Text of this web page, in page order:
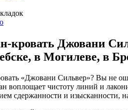
кровать Джовани
в Могилеве, в
«Джовани Сильвер»? Вы не
воплощает чистоту линий и
сдержанности и изысканности,